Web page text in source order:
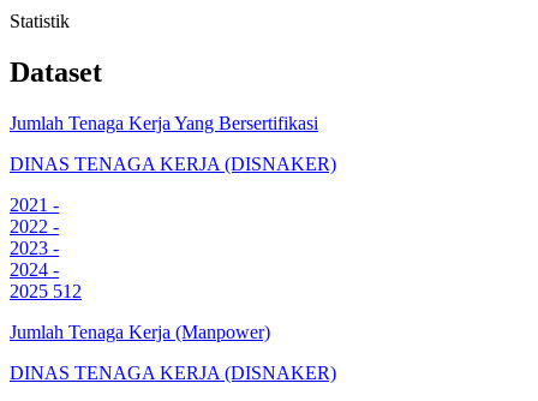
Statistik
Dataset
Jumlah Tenaga Kerja Yang Bersertifikasi
DINAS TENAGA KERJA (DISNAKER)
2021 -
2022 -
2023 -
2024 -
2025 512
Jumlah Tenaga Kerja (Manpower)
DINAS TENAGA KERJA (DISNAKER)